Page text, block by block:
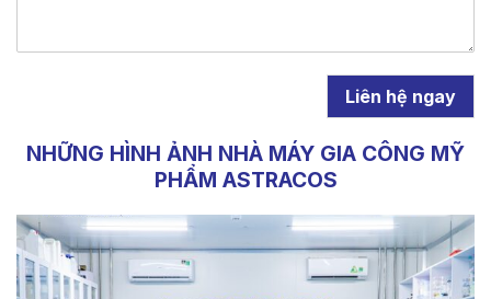
Liên hệ ngay
NHỮNG HÌNH ẢNH NHÀ MÁY GIA CÔNG MỸ
PHẨM ASTRACOS